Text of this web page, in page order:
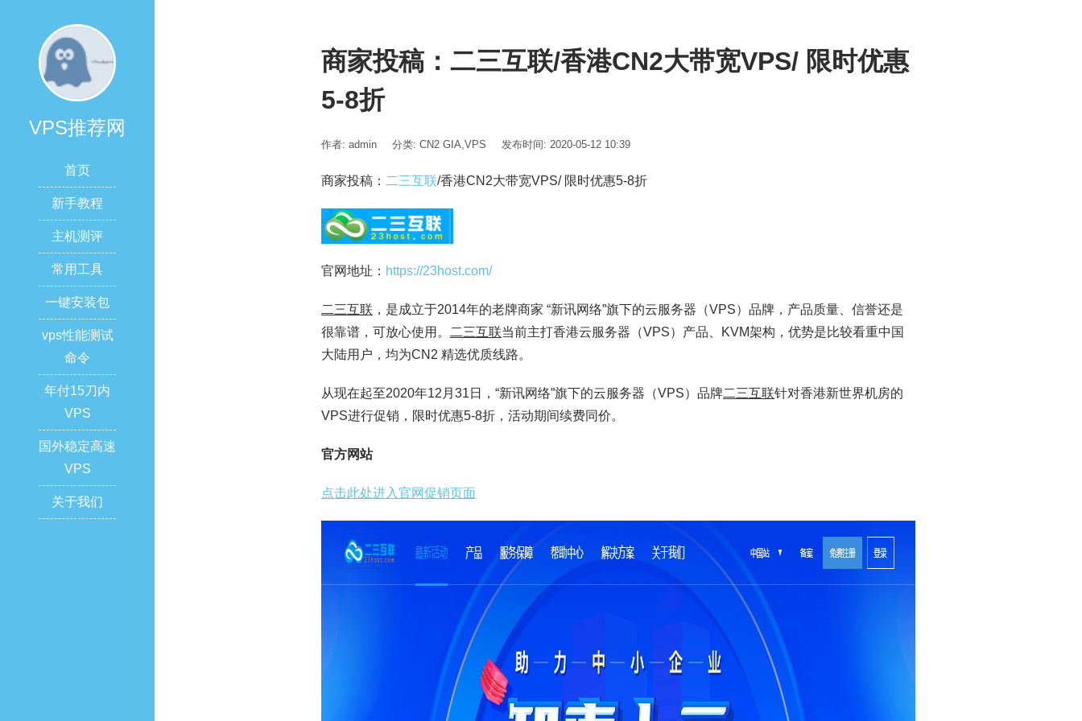
VPS推荐网
首页
新手教程
主机测评
常用工具
一键安装包
vps性能测试
命令
年付15刀内
VPS
国外稳定高速
VPS
关于我们
商家投稿：二三互联/香港CN2大带宽VPS/ 限时优惠
5-8折
作者: admin 分类: CN2 GIA,VPS 发布时间: 2020-05-12 10:39
商家投稿： 二三互联/香港CN2大带宽VPS/ 限时优惠5-8折
官网地址： https://23host.com/
二三互联 ，是成立于2014年的老牌商家 “新讯网络”旗下的云服务器（VPS）品牌，产品质量、信誉还是
很靠谱，可放心使用。
二三互联当前主打香港云服务器（VPS）产品、KVM架构，优势是比较看重中国
大陆用户，均为CN2 精选优质线路。
从现在起至2020年12月31日，“新讯网络”旗下的云服务器（VPS）品牌二三互联针对香港新世界机房的
VPS进行促销，限时优惠5-8折，活动期间续费同价。
官方网站
点击此处进入官网促销页面